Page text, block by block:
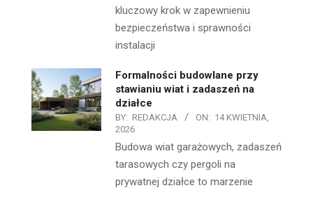
kluczowy krok w zapewnieniu
bezpieczeństwa i sprawności
instalacji
Formalności budowlane przy
stawianiu wiat i zadaszeń na
działce
BY: REDAKCJA ON: 14 KWIETNIA,
2026
Budowa wiat garażowych, zadaszeń
tarasowych czy pergoli na
prywatnej działce to marzenie